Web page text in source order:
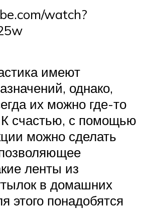
watch?
имеют
однако,
их можно где-то
К счастью, с помощью
можно сделать
ленты из
в домашних
этого понадобятся